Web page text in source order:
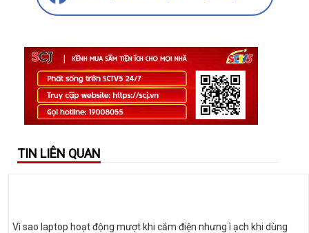
TIN LIÊN QUAN
Vì sao laptop hoạt động mượt khi cắm điện nhưng ì ạch khi dùng